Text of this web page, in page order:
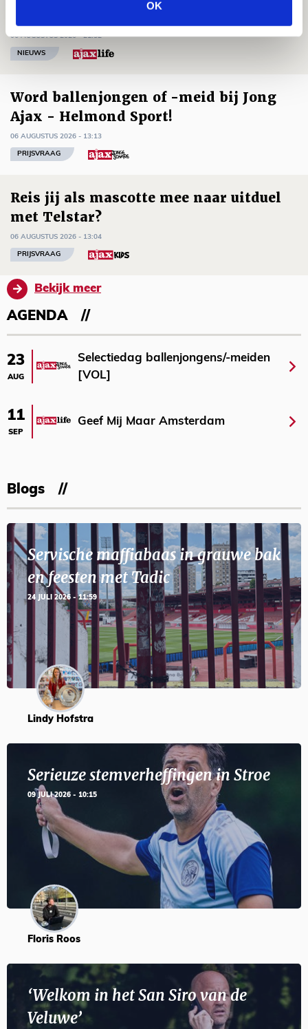
OK
06 AUGUSTUS 2026 - 21:52
NIEUWS
Word ballenjongen of -meid bij Jong
Ajax - Helmond Sport!
06 AUGUSTUS 2026 - 13:13
PRIJSVRAAG
Reis jij als mascotte mee naar uitduel
met Telstar?
06 AUGUSTUS 2026 - 13:04
PRIJSVRAAG
Bekijk meer
AGENDA
23
AUG
Selectiedag ballenjongens/-meiden
[VOL]
11
SEP
Geef Mij Maar Amsterdam
Blogs
Servische maffiabaas in grauwe bak
en feesten met Tadic
24 JULI 2026 - 11:59
Lindy Hofstra
Serieuze stemverheffingen in Stroe
09 JULI 2026 - 10:15
Floris Roos
‘Welkom in het San Siro van de
Veluwe’